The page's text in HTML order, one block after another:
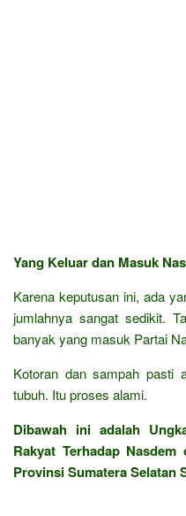
Yang Keluar dan Masuk
Karena keputusan ini, ada
jumlahnya sangat sedikit.
banyak yang masuk Partai
Kotoran dan sampah pasti
tubuh. Itu proses alami.
Dibawah ini adalah
Rakyat Terhadap
Provinsi Sumatera Selatan